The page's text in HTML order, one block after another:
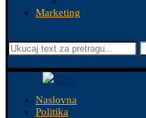
Marketing
Naslovna
Politika